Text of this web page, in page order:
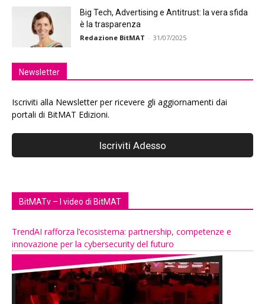
Big Tech, Advertising e Antitrust: la vera sfida
è la trasparenza
Redazione BitMAT - 31/07/2025
Newsletter
Iscriviti alla Newsletter per ricevere gli aggiornamenti dai
portali di BitMAT Edizioni.
BitMATv – I video di BitMAT
TrendAI rafforza l’ecosistema: partnership, competenze e
innovazione per la cybersecurity del futuro